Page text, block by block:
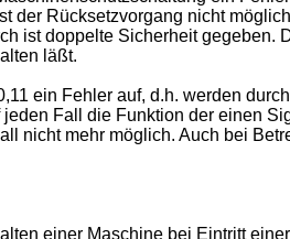
der Rücksetzvorgang nicht
ist doppelte Sicherheit
läßt.
ein Fehler auf, d.h. werden
Fall die Funktion der einen
nicht mehr möglich. Auch bei
einer Maschine bei Eintritt